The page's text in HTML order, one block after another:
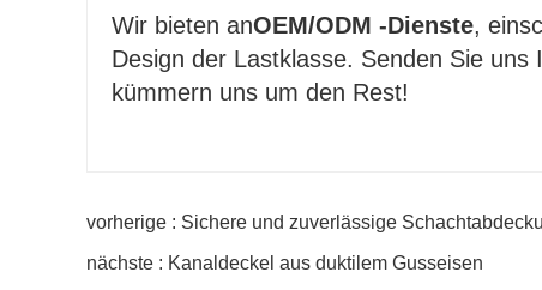
Wir bieten anOEM/ODM -Dienste,
Design der Lastklasse. Senden Sie
kümmern uns um den Rest!
vorherige : Sichere und zuverlässige
nächste : Kanaldeckel aus duktilem Gusseisen